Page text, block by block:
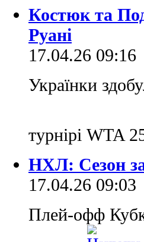
Костюк та
Руані
17.04.26 09:16
Українки
турнірі WTA
НХЛ: Сезон
17.04.26 09:03
Плей-офф